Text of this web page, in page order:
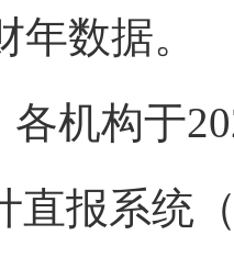
年数据。
各机构于
直报系统